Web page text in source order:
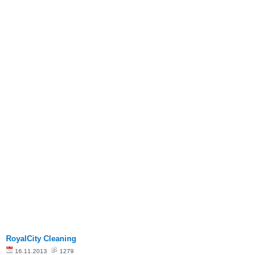
RoyalCity Cleaning
16.11.2013 1279